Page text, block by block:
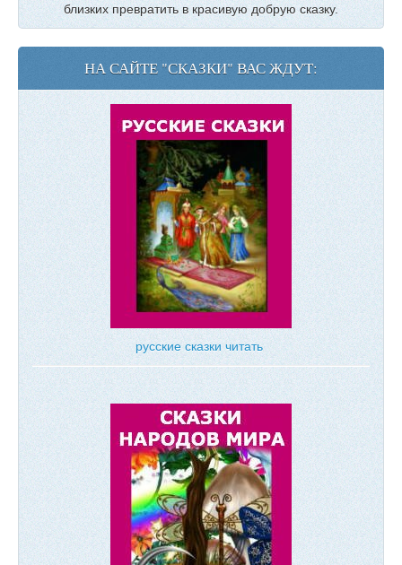
близких превратить в красивую добрую сказку.
НА САЙТЕ "СКАЗКИ" ВАС ЖДУТ:
русские сказки читать